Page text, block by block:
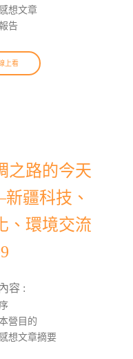
感想文章
告
上看
之路的今天
新疆科技、
、環境交流
容 :
序
營目的
感想文章摘要